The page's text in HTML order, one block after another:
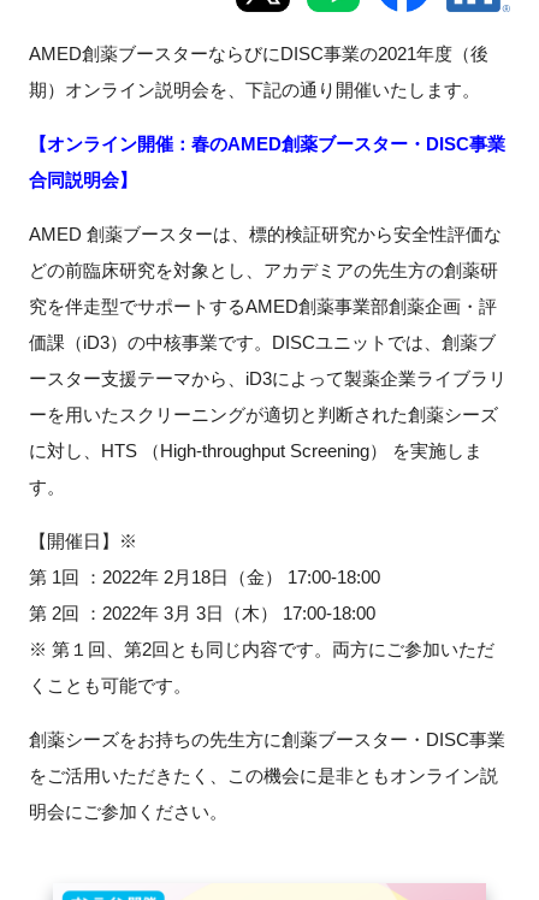
新規登録
プログラム
ニュース・掲示板
LINK-Jを知る
特別会員
施設・アクセス
FAQ
イベントお知らせメール登録
AMED創薬ブースターならびにDISC事業の2021年度（後
期）オンライン説明会を、下記の通り開催いたします。
【オンライン開催：春のAMED創薬ブースター・DISC事業
合同説明会】
AMED 創薬ブースターは、標的検証研究から安全性評価な
どの前臨床研究を対象とし、アカデミアの先生方の創薬研
究を伴走型でサポートするAMED創薬事業部創薬企画・評
価課（iD3）の中核事業です。 DISCユニットでは、創薬ブ
ースター支援テーマから、 iD3によって製薬企業ライブラリ
ーを用いたスクリーニングが適切と判断された創薬シーズ
に対し、 HTS （High-throughput Screening） を実施しま
す。
【開催日】※
第 1回 ： 2022年2月 18日（金） 17:00-18:00
第 2回 ： 2022年3月 3日（木） 17:00-18:00
※ 第１回、第2回とも同じ内容です。両方にご参加いただ
くことも可能です。
創薬シーズをお持ちの先生方に創薬ブースター・ DISC事業
をご活用いただきたく、この機会に是非ともオンライン説
明会にご参加ください。